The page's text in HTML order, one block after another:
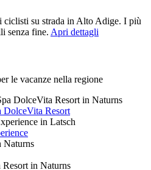
ciclisti su strada in Alto Adige. I più
senza fine. Apri dettagli
le vacanze nella regione
Resort